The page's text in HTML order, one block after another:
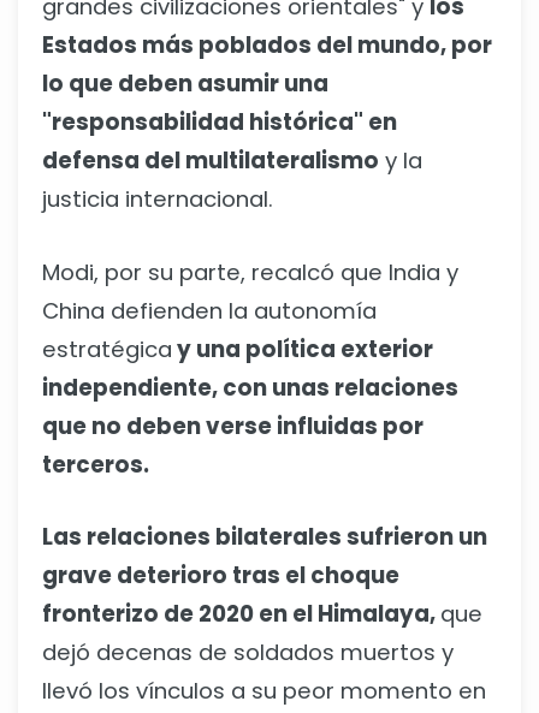
grandes civilizaciones orientales" y los
Estados más poblados del mundo, por
lo que deben asumir una
"responsabilidad histórica" en
defensa del multilateralismo y la
justicia internacional.
Modi, por su parte, recalcó que India y
China defienden la autonomía
estratégica y una política exterior
independiente, con unas relaciones
que no deben verse influidas por
terceros.
Las relaciones bilaterales sufrieron un
grave deterioro tras el choque
fronterizo de 2020 en el Himalaya, que
dejó decenas de soldados muertos y
llevó los vínculos a su peor momento en